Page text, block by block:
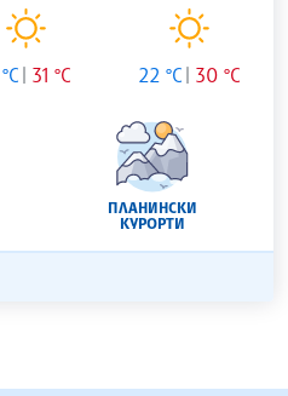
31 °C 22 °C 30 °C
ПЛАНИНСКИ
КУРОРТИ